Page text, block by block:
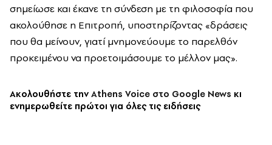
σημείωσε και έκανε τη σύνδεση με τη φιλοσοφία που
ακολούθησε η Επιτροπή, υποστηρίζοντας «δράσεις
που θα μείνουν, γιατί μνημονεύουμε το παρελθόν
προκειμένου να προετοιμάσουμε το μέλλον μας».
Ακολουθήστε την Athens Voice στο Google News κι
ενημερωθείτε πρώτοι για όλες τις ειδήσεις